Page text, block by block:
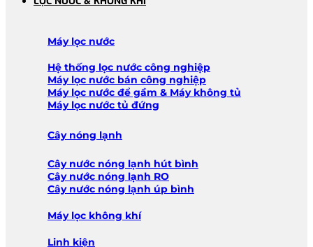
Máy lọc nước
Hệ thống lọc nước công nghiệp
Máy lọc nước bán công nghiệp
Máy lọc nước để gầm & Máy không tủ
Máy lọc nước tủ đứng
Cây nóng lạnh
Cây nước nóng lạnh hút bình
Cây nước nóng lạnh RO
Cây nước nóng lạnh úp bình
Máy lọc không khí
Linh kiện